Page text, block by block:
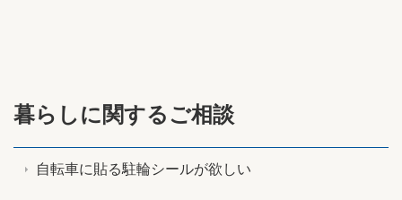
暮らしに関するご相談
自転車に貼る駐輪シールが欲しい